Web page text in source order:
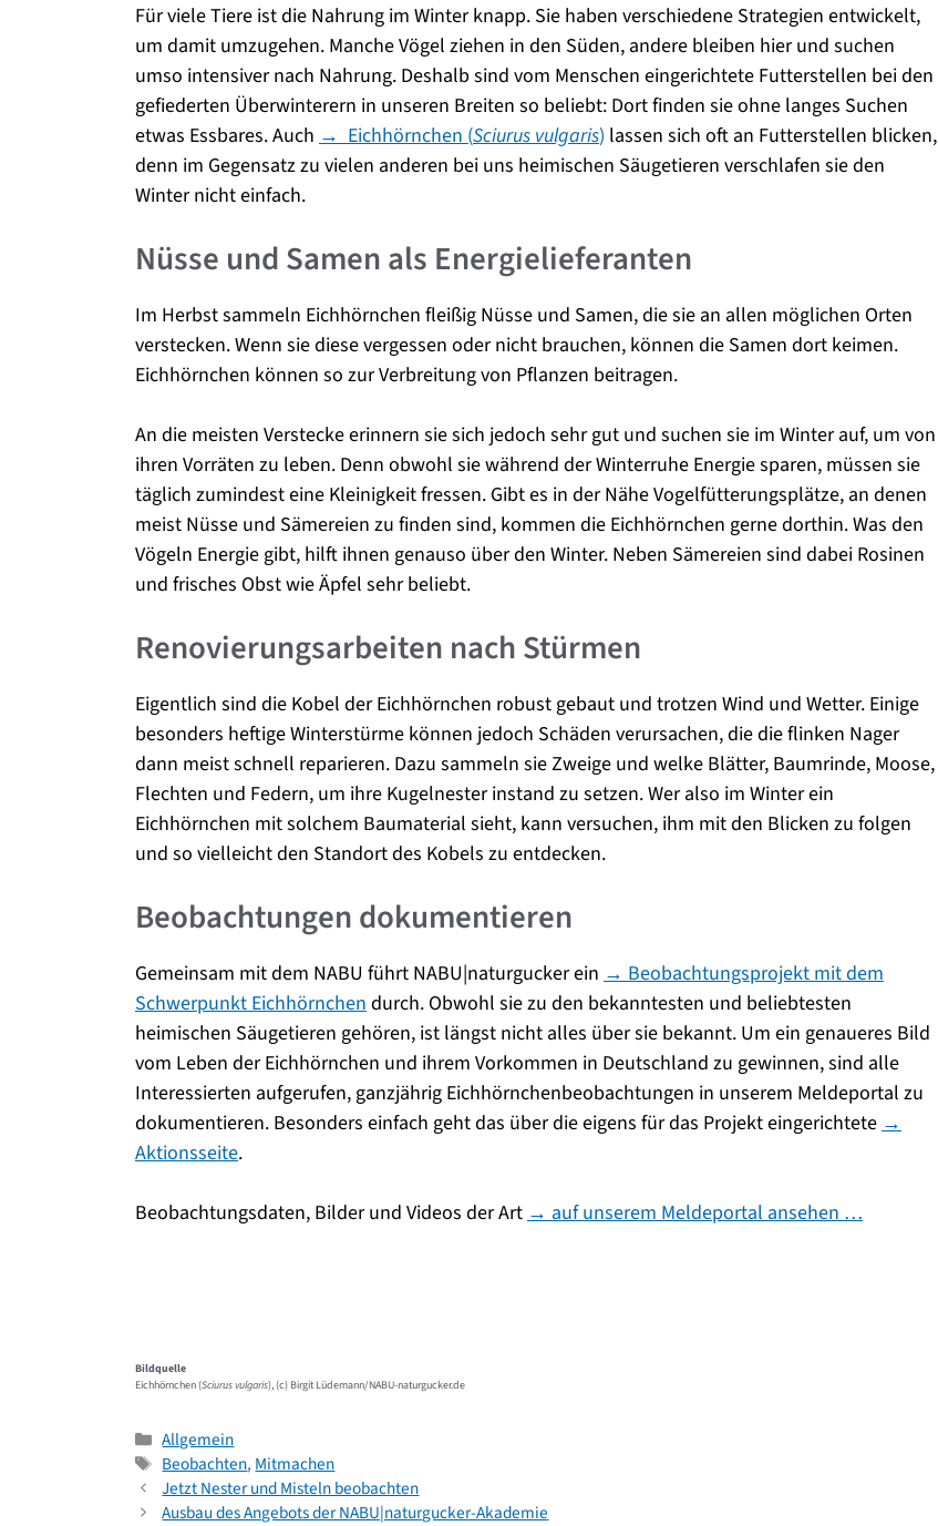
Für viele Tiere ist die Nahrung im Winter knapp. Sie haben verschiedene Strategien entwickelt,
um damit umzugehen. Manche Vögel ziehen in den Süden, andere bleiben hier und suchen
umso intensiver nach Nahrung. Deshalb sind vom Menschen eingerichtete Futterstellen bei den
gefiederten Überwinterern in unseren Breiten so beliebt: Dort finden sie ohne langes Suchen
etwas Essbares. Auch → Eichhörnchen (Sciurus vulgaris) lassen sich oft an Futterstellen blicken,
denn im Gegensatz zu vielen anderen bei uns heimischen Säugetieren verschlafen sie den
Winter nicht einfach.
Nüsse und Samen als Energielieferanten
Im Herbst sammeln Eichhörnchen fleißig Nüsse und Samen, die sie an allen möglichen Orten
verstecken. Wenn sie diese vergessen oder nicht brauchen, können die Samen dort keimen.
Eichhörnchen können so zur Verbreitung von Pflanzen beitragen.
An die meisten Verstecke erinnern sie sich jedoch sehr gut und suchen sie im Winter auf, um von
ihren Vorräten zu leben. Denn obwohl sie während der Winterruhe Energie sparen, müssen sie
täglich zumindest eine Kleinigkeit fressen. Gibt es in der Nähe Vogelfütterungsplätze, an denen
meist Nüsse und Sämereien zu finden sind, kommen die Eichhörnchen gerne dorthin. Was den
Vögeln Energie gibt, hilft ihnen genauso über den Winter. Neben Sämereien sind dabei Rosinen
und frisches Obst wie Äpfel sehr beliebt.
Renovierungsarbeiten nach Stürmen
Eigentlich sind die Kobel der Eichhörnchen robust gebaut und trotzen Wind und Wetter. Einige
besonders heftige Winterstürme können jedoch Schäden verursachen, die die flinken Nager
dann meist schnell reparieren. Dazu sammeln sie Zweige und welke Blätter, Baumrinde, Moose,
Flechten und Federn, um ihre Kugelnester instand zu setzen. Wer also im Winter ein
Eichhörnchen mit solchem Baumaterial sieht, kann versuchen, ihm mit den Blicken zu folgen
und so vielleicht den Standort des Kobels zu entdecken.
Beobachtungen dokumentieren
Gemeinsam mit dem NABU führt NABU|naturgucker ein → Beobachtungsprojekt mit dem
Schwerpunkt Eichhörnchen durch. Obwohl sie zu den bekanntesten und beliebtesten
heimischen Säugetieren gehören, ist längst nicht alles über sie bekannt. Um ein genaueres Bild
vom Leben der Eichhörnchen und ihrem Vorkommen in Deutschland zu gewinnen, sind alle
Interessierten aufgerufen, ganzjährig Eichhörnchenbeobachtungen in unserem Meldeportal zu
dokumentieren. Besonders einfach geht das über die eigens für das Projekt eingerichtete →
Aktionsseite.
Beobachtungsdaten, Bilder und Videos der Art → auf unserem Meldeportal ansehen …
Bildquelle
Eichhörnchen (Sciurus vulgaris), (c) Birgit Lüdemann/NABU-naturgucker.de
Kategorien
Allgemein
Schlagwörter
Beobachten, Mitmachen
Jetzt Nester und Misteln beobachten
Ausbau des Angebots der NABU|naturgucker-Akademie